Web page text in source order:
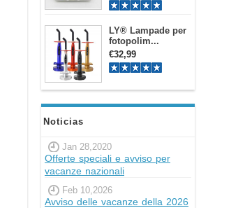
LY® Lampade per
fotopolim...
€32,99
Noticias
Jan 28,2020
Offerte speciali e avviso per
vacanze nazionali
Feb 10,2026
Avviso delle vacanze della 2026